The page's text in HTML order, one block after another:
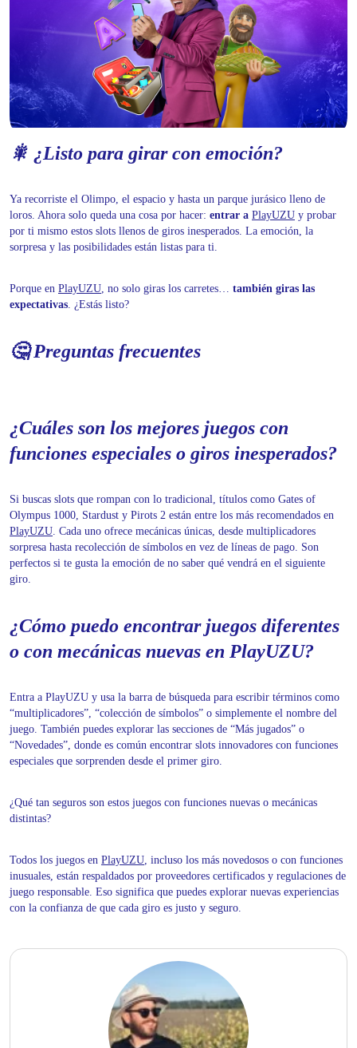
🎇 ¿Listo para girar con emoción?
Ya recorriste el Olimpo, el espacio y hasta un parque jurásico lleno de
loros. Ahora solo queda una cosa por hacer: entrar a PlayUZU y probar
por ti mismo estos slots llenos de giros inesperados. La emoción, la
sorpresa y las posibilidades están listas para ti.
Porque en PlayUZU, no solo giras los carretes… también giras las
expectativas. ¿Estás listo?
🤔 Preguntas frecuentes
¿Cuáles son los mejores juegos con
funciones especiales o giros inesperados?
Si buscas slots que rompan con lo tradicional, títulos como Gates of
Olympus 1000, Stardust y Pirots 2 están entre los más recomendados en
PlayUZU. Cada uno ofrece mecánicas únicas, desde multiplicadores
sorpresa hasta recolección de símbolos en vez de líneas de pago. Son
perfectos si te gusta la emoción de no saber qué vendrá en el siguiente
giro.
¿Cómo puedo encontrar juegos diferentes
o con mecánicas nuevas en PlayUZU?
Entra a PlayUZU y usa la barra de búsqueda para escribir términos como
“multiplicadores”, “colección de símbolos” o simplemente el nombre del
juego. También puedes explorar las secciones de “Más jugados” o
“Novedades”, donde es común encontrar slots innovadores con funciones
especiales que sorprenden desde el primer giro.
¿Qué tan seguros son estos juegos con funciones nuevas o mecánicas
distintas?
Todos los juegos en PlayUZU, incluso los más novedosos o con funciones
inusuales, están respaldados por proveedores certificados y regulaciones de
juego responsable. Eso significa que puedes explorar nuevas experiencias
con la confianza de que cada giro es justo y seguro.